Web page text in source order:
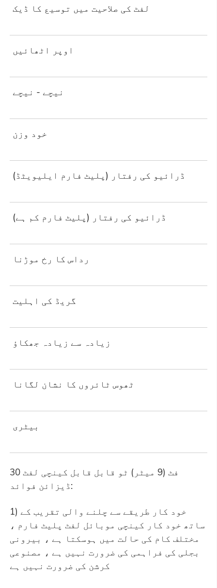
لفٹ کی صلاحیت میں توسیع کا ڈیک
اوپر اٹھائیں
نیچے - نیچے
خود وزن
ڈرائیو کی رفتار (پلیٹ فارم ایلیویٹڈ)
ڈرائیو کی رفتار (پلیٹ فارم کم ہے)
رداس کا رخ موڑنا
گریڈ کی اہلیت
زیادہ سے زیادہ جھکاؤ
ٹھوس ٹائروں کا نشان لگانا
بیٹری
30 فٹ (9 میٹر) ٹو قابل قابل کینچی لفٹ
ڈیزائن فوائد:
1) خود کار طریقے سے چلنے والی تقریب کے
ساتھ خود کار کینچی موبائل لفٹ پلیٹ فارم ،
مختلف کام کی حالت میں ہوسکتا ہے ، بیرونی
بجلی کی فراہمی کی ضرورت نہیں ہے ، مصنوعی
کرشن کی ضرورت نہیں ہے